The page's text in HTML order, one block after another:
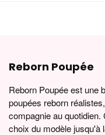
Reborn Poupée
Reborn Poupée est une
poupées reborn
compagnie au
choix du modèle jusqu'à